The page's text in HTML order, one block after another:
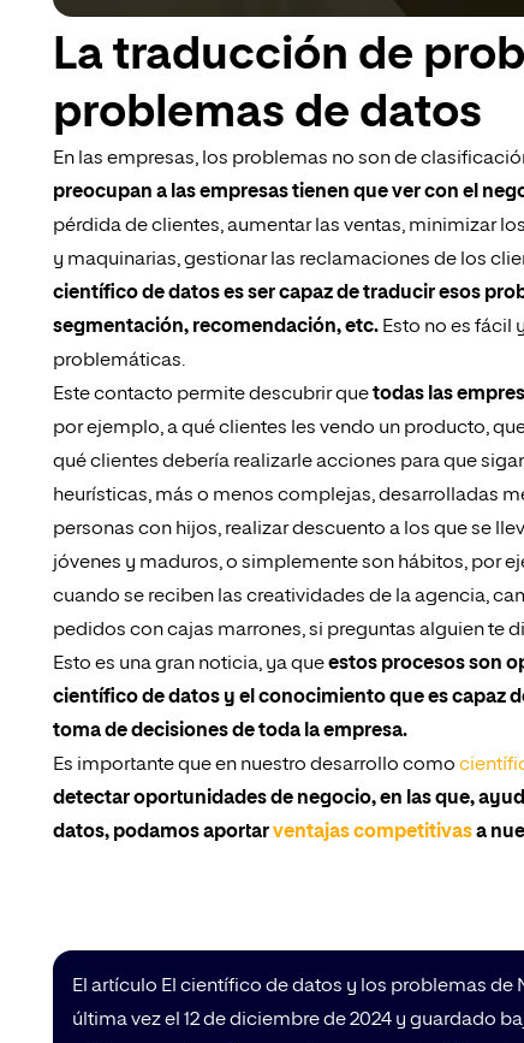
La traducción de
problemas de datos
En las empresas, los problemas no son de
preocupan a las empresas tienen que ver con el
pérdida de clientes, aumentar las ventas, minimizar
y maquinarias, gestionar las reclamaciones de los
científico de datos es ser capaz de traducir esos
segmentación, recomendación, etc. Esto no es fácil
problemáticas.
Este contacto permite descubrir quetodas las
por ejemplo, a qué clientes les vendo un producto,
qué clientes debería realizarle acciones para que
heurísticas, más o menos complejas, desarrolladas
personas con hijos, realizar descuento a los que se
jóvenes y maduros, o simplemente son hábitos, por
cuando se reciben las creatividades de la agencia,
pedidos con cajas marrones, si preguntas alguien te
Esto es una gran noticia, ya queestos procesos son
científico de datos y el conocimiento que es capaz
toma de decisiones de toda la empresa.
Es importante que en nuestro desarrollo como
detectar oportunidades de negocio, en las que,
datos, podamos aportarventajas competitivasa
El artículo El científico de datos y los problemas de
última vez el 12 de diciembre de 2024 y guardado